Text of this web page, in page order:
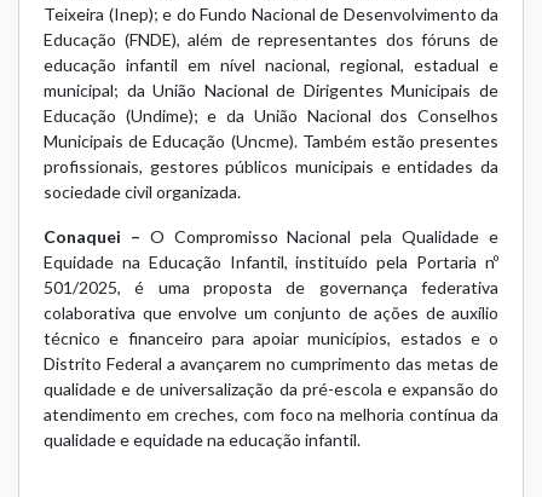
Teixeira (Inep); e do Fundo Nacional de Desenvolvimento da
Educação (FNDE), além de representantes dos fóruns de
educação infantil em nível nacional, regional, estadual e
municipal; da União Nacional de Dirigentes Municipais de
Educação (Undime); e da União Nacional dos Conselhos
Municipais de Educação (Uncme). Também estão presentes
profissionais, gestores públicos municipais e entidades da
sociedade civil organizada.
Conaquei – O Compromisso Nacional pela Qualidade e
Equidade na Educação Infantil, instituído pela Portaria nº
501/2025, é uma proposta de governança federativa
colaborativa que envolve um conjunto de ações de auxílio
técnico e financeiro para apoiar municípios, estados e o
Distrito Federal a avançarem no cumprimento das metas de
qualidade e de universalização da pré-escola e expansão do
atendimento em creches, com foco na melhoria contínua da
qualidade e equidade na educação infantil.